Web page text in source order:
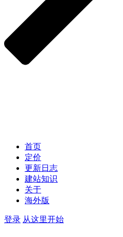
首页
定价
更新日志
建站知识
关于
海外版
登录 从这里开始